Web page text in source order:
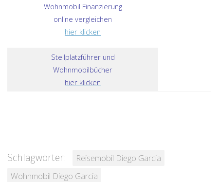
Wohnmobil Finanzierung
online vergleichen
hier klicken
Stellplatzführer und
Wohnmobilbücher
hier klicken
Schlagwörter:
Reisemobil Diego Garcia
Wohnmobil Diego Garcia